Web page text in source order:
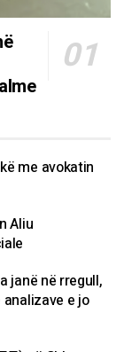
me avokatin
Aliu
janë në rregull,
e jo